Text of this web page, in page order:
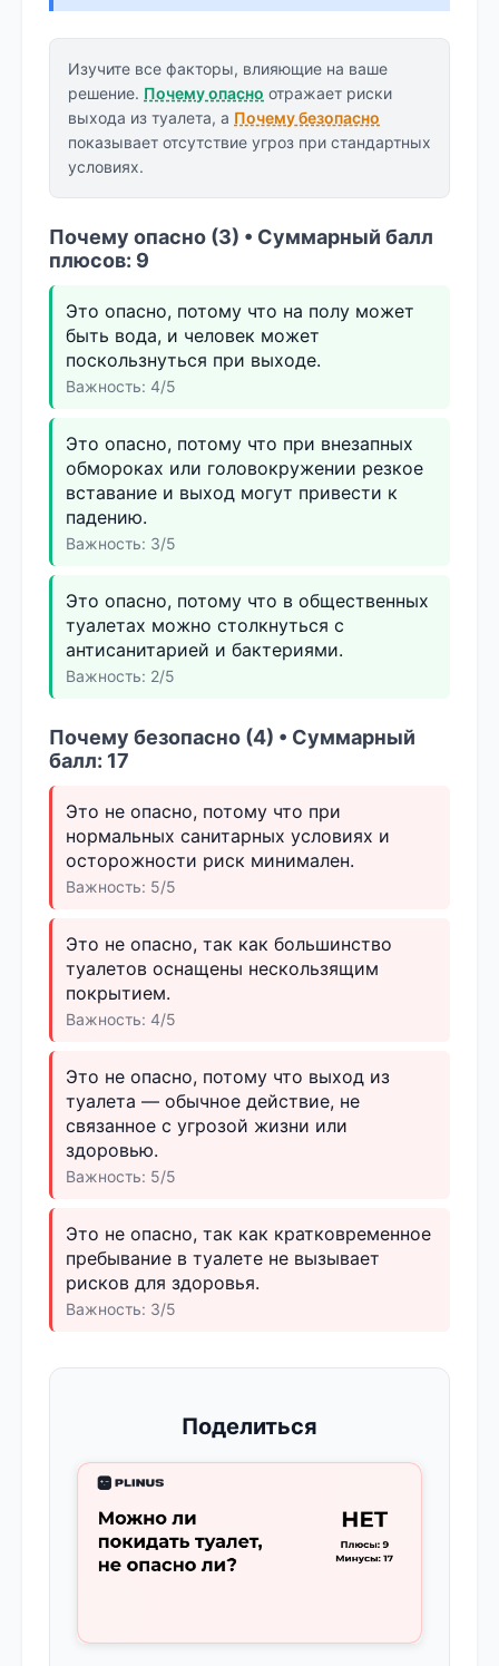
Изучите все факторы, влияющие на ваше
решение. Почему опасно отражает риски
выхода из туалета, а Почему безопасно
показывает отсутствие угроз при стандартных
условиях.
Почему опасно (3) • Суммарный балл
плюсов: 9
Это опасно, потому что на полу может
быть вода, и человек может
поскользнуться при выходе.
Важность: 4/5
Это опасно, потому что при внезапных
обмороках или головокружении резкое
вставание и выход могут привести к
падению.
Важность: 3/5
Это опасно, потому что в общественных
туалетах можно столкнуться с
антисанитарией и бактериями.
Важность: 2/5
Почему безопасно (4) • Суммарный
балл: 17
Это не опасно, потому что при
нормальных санитарных условиях и
осторожности риск минимален.
Важность: 5/5
Это не опасно, так как большинство
туалетов оснащены нескользящим
покрытием.
Важность: 4/5
Это не опасно, потому что выход из
туалета — обычное действие, не
связанное с угрозой жизни или
здоровью.
Важность: 5/5
Это не опасно, так как кратковременное
пребывание в туалете не вызывает
рисков для здоровья.
Важность: 3/5
Поделиться